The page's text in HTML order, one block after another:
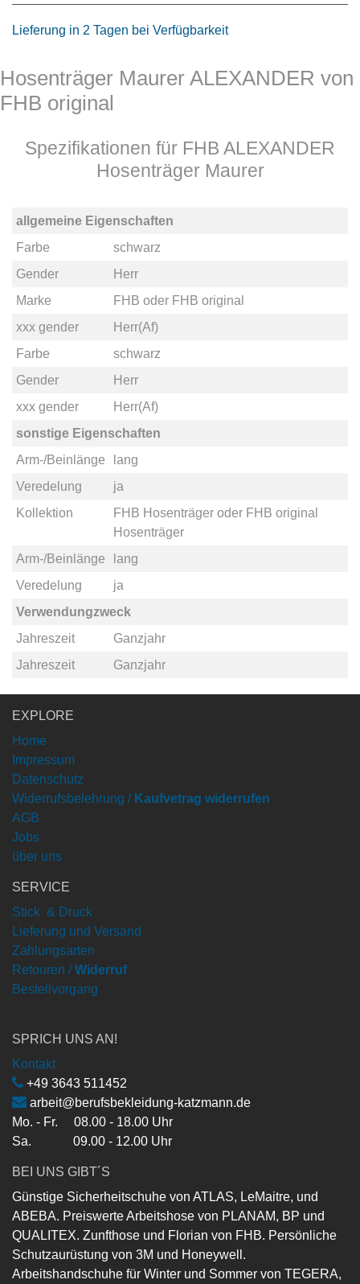
Lieferung in 2 Tagen bei Verfügbarkeit
Hosenträger Maurer ALEXANDER von
FHB original
Spezifikationen für FHB ALEXANDER
Hosenträger Maurer
allgemeine Eigenschaften
Farbe
schwarz
Gender
Herr
Marke
FHB oder FHB original
xxx gender
Herr(Af)
Farbe
schwarz
Gender
Herr
xxx gender
Herr(Af)
sonstige Eigenschaften
Arm-/Beinlänge
lang
Veredelung
ja
Kollektion
FHB Hosenträgeroder FHB original
Hosenträger
Arm-/Beinlänge
lang
Veredelung
ja
Verwendungzweck
Jahreszeit
Ganzjahr
Jahreszeit
Ganzjahr
EXPLORE
Home
Impressum
Datenschutz
Widerrufsbelehrung / Kaufvetrag widerrufen
AGB
Jobs
über uns
SERVICE
Stick & Druck
Lieferung und Versand
Zahlungsarten
Retouren / Widerruf
Bestellvorgang
SPRICH UNS AN!
Kontakt
+49 3643 511452
arbeit@berufsbekleidung-katzmann.de
Mo. - Fr. 08.00 - 18.00 Uhr
Sa. 09.00 - 12.00 Uhr
BEI UNS GIBT´S
Günstige Sicherheitschuhe von ATLAS, LeMaitre, und
ABEBA. Preiswerte Arbeitshose von PLANAM, BP und
QUALITEX. Zunfthose und Florian von FHB. Persönliche
Schutzaurüstung von 3M und Honeywell.
Arbeitshandschuhe für Winter und Sommer von TEGERA,